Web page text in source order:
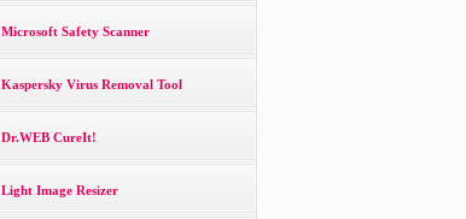
Microsoft Safety Scanner
Kaspersky Virus Removal Tool
Dr.WEB CureIt!
Light Image Resizer